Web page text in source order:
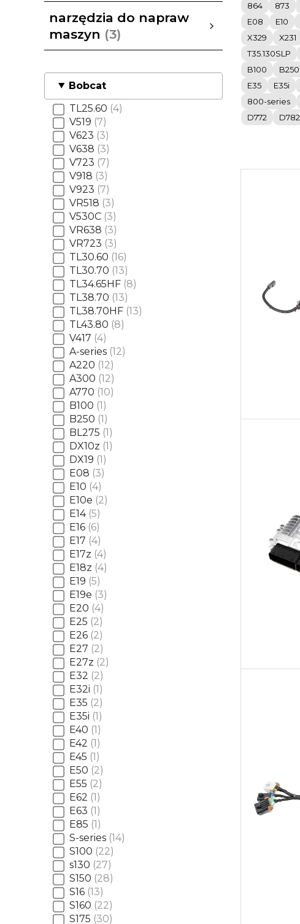
narzędzia do napraw
maszyn
3
Bobcat
TL25.60 4
V519 7
V623 3
V638 3
V723 7
V918 3
V923 7
VR518 3
V530C 3
VR638 3
VR723 3
TL30.60 16
TL30.70 13
TL34.65HF 8
TL38.70 13
TL38.70HF 13
TL43.80 8
V417 4
A-series 12
A220 12
A300 12
A770 10
B100 1
B250 1
BL275 1
DX10z 1
DX19 1
E08 3
E10 4
E10e 2
E14 5
E16 6
E17 4
E17z 4
E18z 4
E19 5
E19e 3
E20 4
E25 2
E26 2
E27 2
E27z 2
E32 2
E32i 1
E35 2
E35i 1
E40 1
E42 1
E45 1
E50 2
E55 2
E62 1
E63 1
E85 1
S-series 14
S100 22
s130 27
S150 28
S16 13
S160 22
S175 30
864
873
E08
E10
X329
X231
T35.130SLP
B100
B250
E35
E35i
800-series
D772
D782